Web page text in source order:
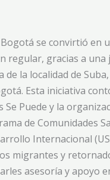
Bogotá se convirtió en
regular, gracias a una
la localidad de
Esta iniciativa
Se Puede y la
de Comunidades
Internacional
migrantes y
asesoría y apoyo